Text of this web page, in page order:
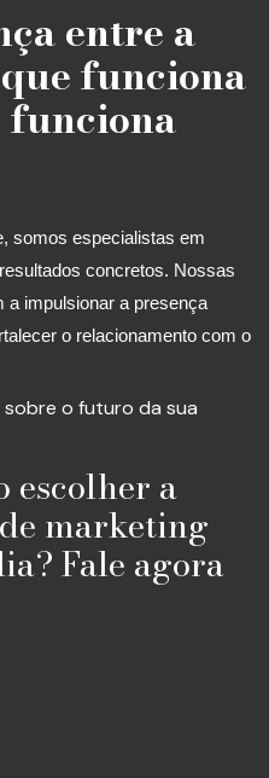
entre a
funciona
funciona
somos especialistas em
concretos. Nossas
a impulsionar a presença
o relacionamento com o
o futuro da sua
escolher a
marketing
Fale agora